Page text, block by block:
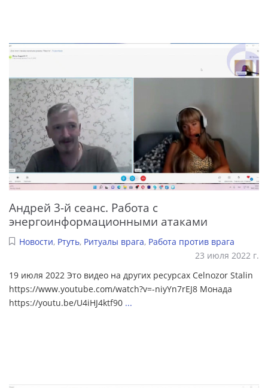
Андрей 3-й сеанс. Работа с
энергоинформационными атаками
Новости, Ртуть, Ритуалы врага, Работа против врага
23 июля 2022 г.
19 июля 2022 Это видео на других ресурсах Celnozor Stalin
https://www.youtube.com/watch?v=-niyYn7rEJ8 Монада
https://youtu.be/U4iHJ4ktf90 ...